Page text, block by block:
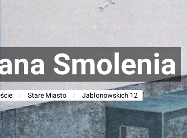
Smolenia
/ Stare Miasto / Jabłonowskich 12